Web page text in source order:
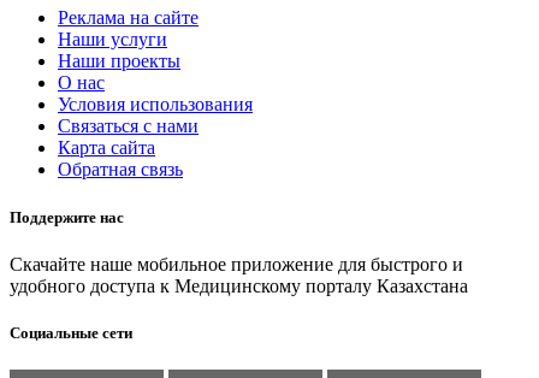
Реклама на сайте
Наши услуги
Наши проекты
О нас
Условия использования
Связаться с нами
Карта сайта
Обратная связь
Поддержите нас
Скачайте наше мобильное приложение для быстрого и
удобного доступа к Медицинскому порталу Казахстана
Социальные сети